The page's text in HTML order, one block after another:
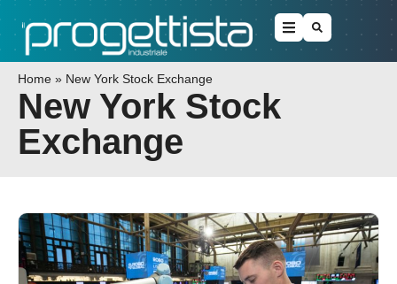
Home » New York Stock Exchange
New York Stock
Exchange